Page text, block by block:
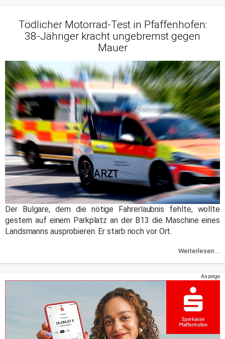
Tödlicher Motorrad-Test in Pfaffenhofen:
38-Jähriger kracht ungebremst gegen
Mauer
Der Bulgare, dem die nötige Fahrerlaubnis fehlte, wollte
gestern auf einem Parkplatz an der B13 die Maschine eines
Landsmanns ausprobieren. Er starb noch vor Ort.
Weiterlesen ...
Anzeige